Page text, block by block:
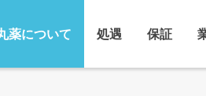
薬について 処遇 保証